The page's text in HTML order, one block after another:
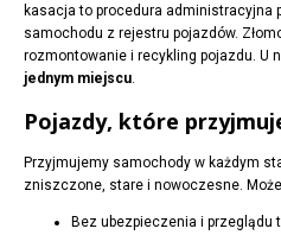
kasacja to procedura administracyjna
samochodu z rejestru pojazdów.
rozmontowanie i recykling pojazdu. U
jednym miejscu.
Pojazdy, które
Przyjmujemy samochody w każdym
zniszczone, stare i nowoczesne.
Bez ubezpieczenia i przeglądu